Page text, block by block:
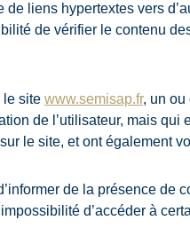
de liens hypertextes vers
de vérifier le contenu
le site www.semisap.fr, un ou
de l’utilisateur, mais
le site, et ont également
de la présence
d’accéder à